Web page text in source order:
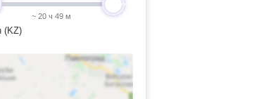
(KZ)
~ 20 ч 49 м